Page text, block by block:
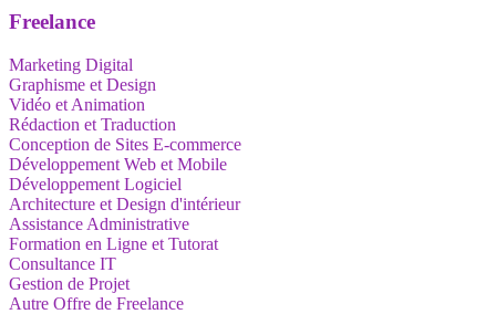
Freelance
Marketing Digital
Graphisme et Design
Vidéo et Animation
Rédaction et Traduction
Conception de Sites E-commerce
Développement Web et Mobile
Développement Logiciel
Architecture et Design d'intérieur
Assistance Administrative
Formation en Ligne et Tutorat
Consultance IT
Gestion de Projet
Autre Offre de Freelance